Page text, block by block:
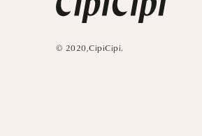
© 2020,CipiCipi.